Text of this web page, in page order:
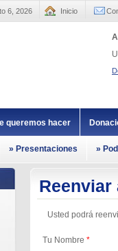
6, 2026 Inicio
queremos hacer
» Presentaciones »
Reenviar
Usted podrá
Tu Nombre *